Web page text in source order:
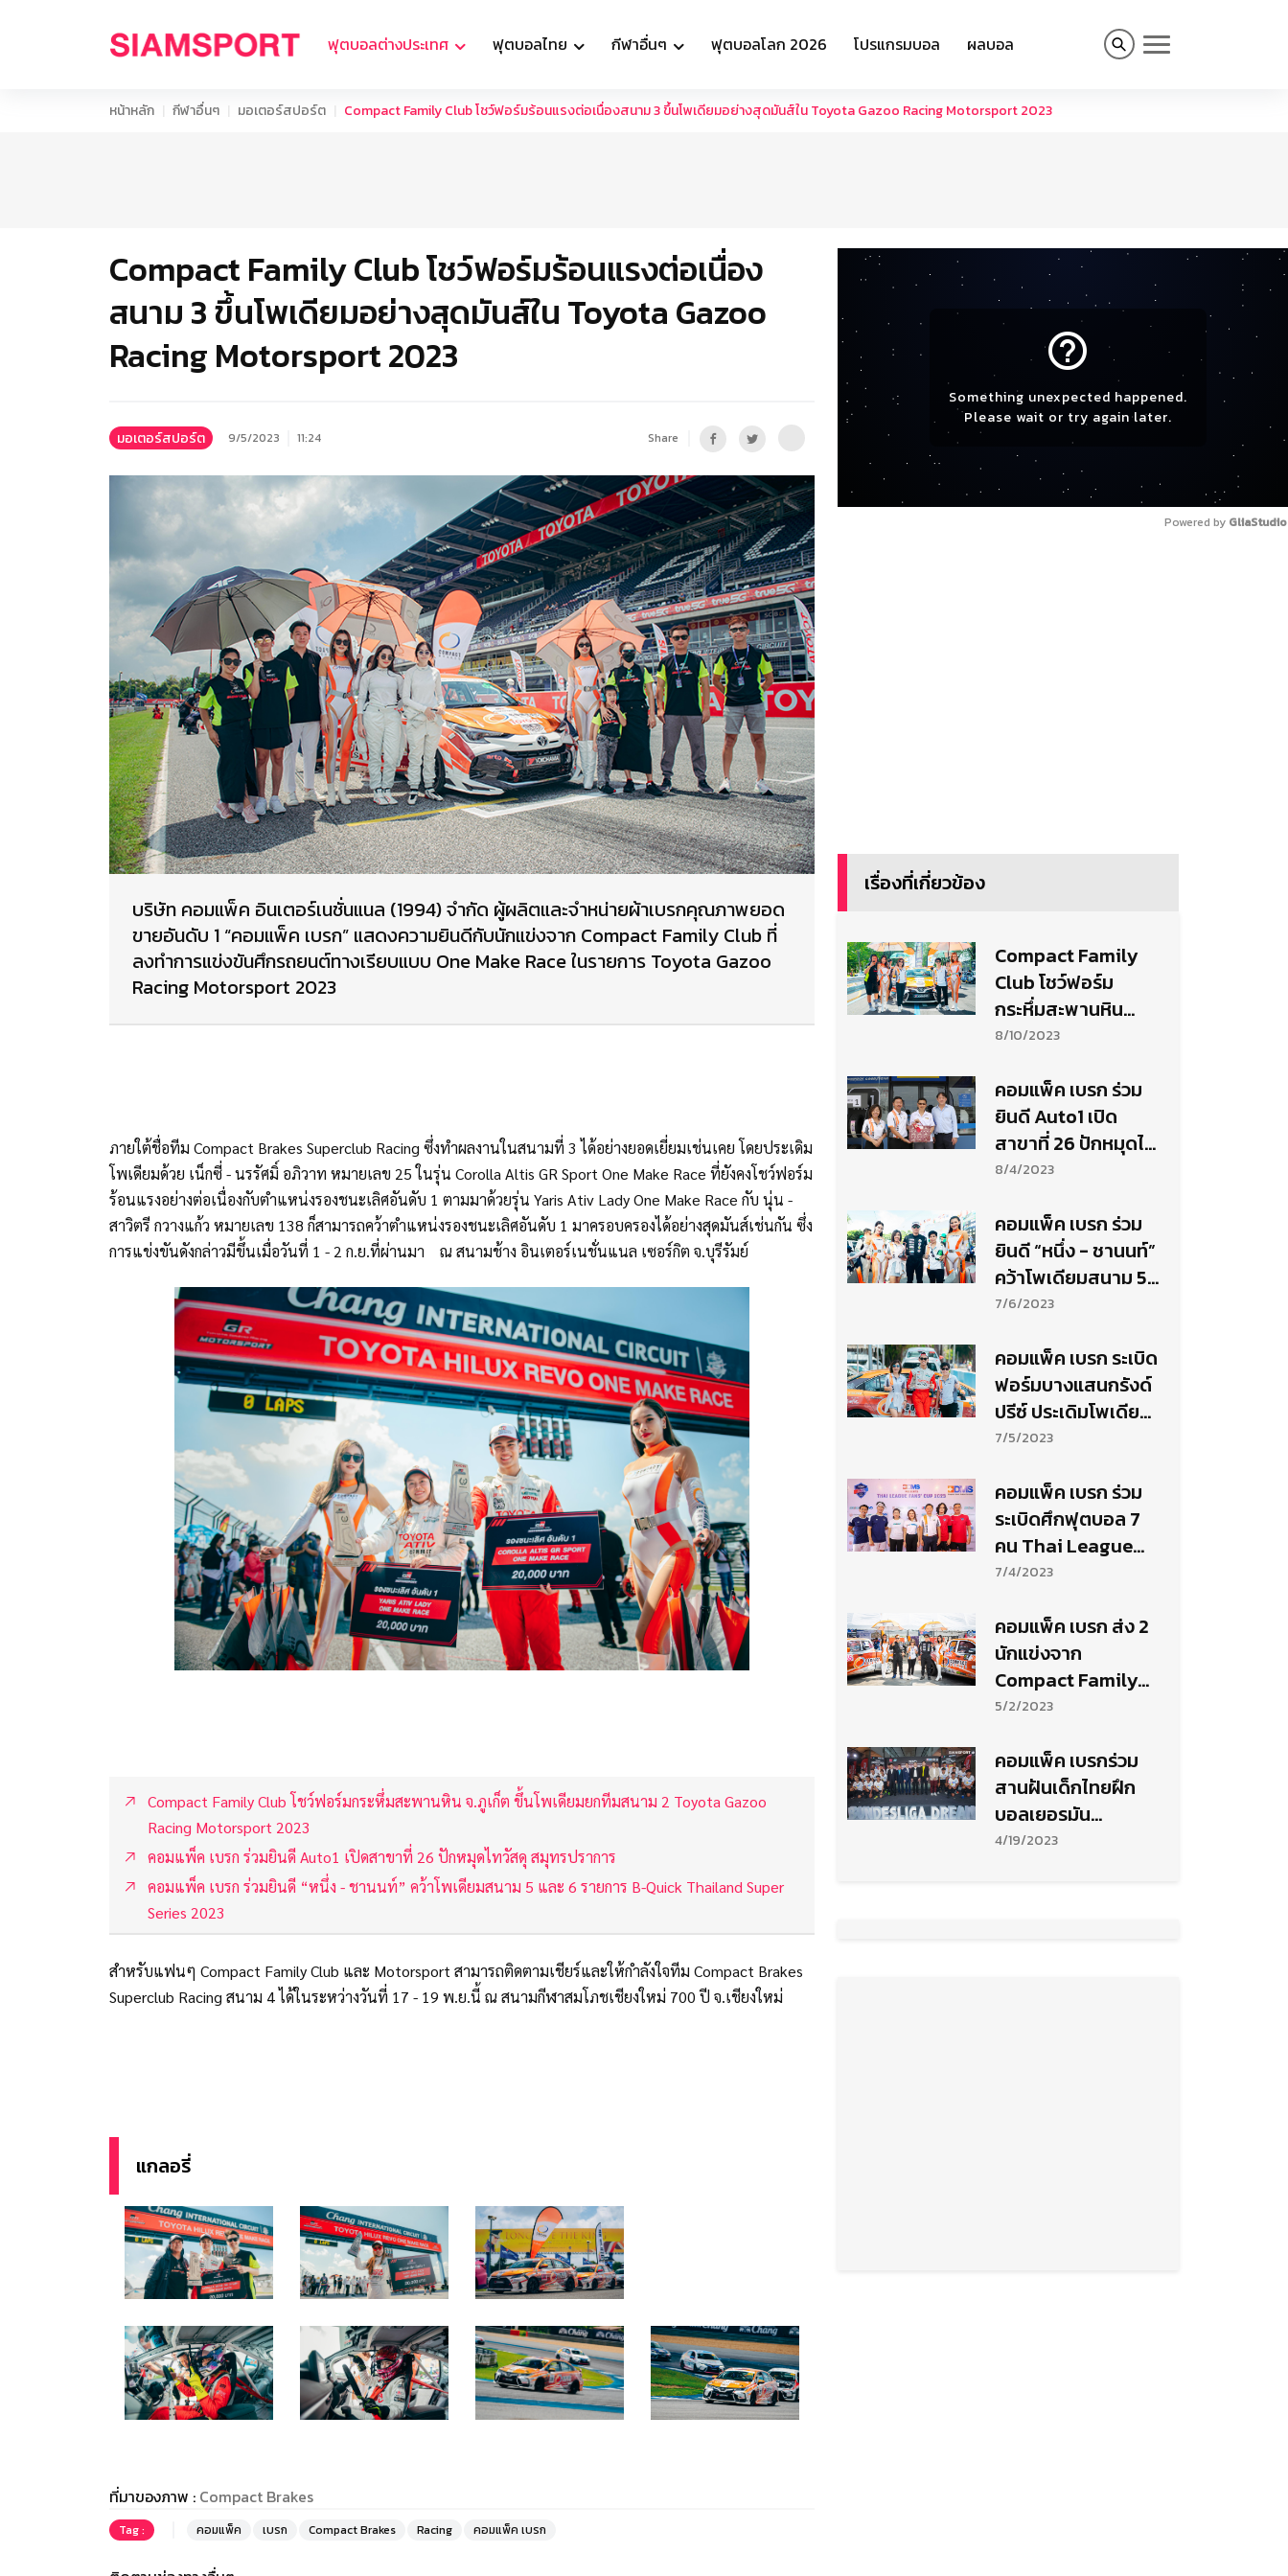
ฟุตบอลต่างประเทศ ฟุตบอลไทย กีฬาอื่นๆ ฟุตบอลโลก 2026 โปรแกรมบอล ผลบอล
หน้าหลัก กีฬาอื่นๆ มอเตอร์สปอร์ต Compact Family Club โชว์ฟอร์มร้อนแรงต่อเนื่องสนาม 3 ขึ้นโพเดียมอย่างสุดมันส์ใน Toyota Gazoo Racing Motorsport 2023
Compact Family Club โชว์ฟอร์มร้อนแรงต่อเนื่อง
สนาม 3 ขึ้นโพเดียมอย่างสุดมันส์ใน Toyota Gazoo
Racing Motorsport 2023
มอเตอร์สปอร์ต 9/5/2023 11:24 Share
บริษัท คอมแพ็ค อินเตอร์เนชั่นแนล (1994) จำกัด ผู้ผลิตและจำหน่ายผ้าเบรกคุณภาพยอด
ขายอันดับ 1 “คอมแพ็ค เบรก” แสดงความยินดีกับนักแข่งจาก Compact Family Club ที่
ลงทำการแข่งขันศึกรถยนต์ทางเรียบแบบ One Make Race ในรายการ Toyota Gazoo
Racing Motorsport 2023
ภายใต้ชื่อทีม Compact Brakes Superclub Racing ซึ่งทำผลงานในสนามที่ 3 ได้อย่างยอดเยี่ยมเช่นเคย โดยประเดิม
โพเดียมด้วย เน็กซี่ - นรรัศมิ์ อภิวาท หมายเลข 25 ในรุ่น Corolla Altis GR Sport One Make Race ที่ยังคงโชว์ฟอร์ม
ร้อนแรงอย่างต่อเนื่องกับตำแหน่งรองชนะเลิศอันดับ 1 ตามมาด้วยรุ่น Yaris Ativ Lady One Make Race กับ นุ่น -
สาวิตรี กวางแก้ว หมายเลข 138 ก็สามารถคว้าตำแหน่งรองชนะเลิศอันดับ 1 มาครอบครองได้อย่างสุดมันส์เช่นกัน ซึ่ง
การแข่งขันดังกล่าวมีขึ้นเมื่อวันที่ 1 - 2 ก.ย.ที่ผ่านมา ณ สนามช้าง อินเตอร์เนชั่นแนล เซอร์กิต จ.บุรีรัมย์
Compact Family Club โชว์ฟอร์มกระหึ่มสะพานหิน จ.ภูเก็ต ขึ้นโพเดียมยกทีมสนาม 2 Toyota Gazoo
Racing Motorsport 2023
คอมแพ็ค เบรก ร่วมยินดี Auto1 เปิดสาขาที่ 26 ปักหมุดไทวัสดุ สมุทรปราการ
คอมแพ็ค เบรก ร่วมยินดี “หนึ่ง - ชานนท์” คว้าโพเดียมสนาม 5 และ 6 รายการ B-Quick Thailand Super
Series 2023
สำหรับแฟนๆ Compact Family Club และ Motorsport สามารถติดตามเชียร์และให้กำลังใจทีม Compact Brakes
Superclub Racing สนาม 4 ได้ในระหว่างวันที่ 17 - 19 พ.ย.นี้ ณ สนามกีฬาสมโภชเชียงใหม่ 700 ปี จ.เชียงใหม่
แกลอรี่
ที่มาของภาพ : Compact Brakes
Tag : คอมแพ็ค เบรก Compact Brakes Racing คอมแพ็ค เบรก
help_outline
Something unexpected happened.
Please wait or try again later.
Powered by
เรื่องที่เกี่ยวข้อง
Compact Family
Club โชว์ฟอร์ม
กระหึ่มสะพานหิน
จ.ภูเก็ต ขึ้นโพเดียม
Toyota Gazoo
Racing Motorsport
2023
8/10/2023
คอมแพ็ค เบรก ร่วม
ยินดี Auto1 เปิด
สาขาที่ 26 ปักหมุดไท
วัสดุ สมุทรปราการ
8/4/2023
คอมแพ็ค เบรก ร่วม
ยินดี “หนึ่ง - ชานนท์”
คว้าโพเดียมสนาม 5
และ 6 รายการ B-
Super Series 2023
7/6/2023
คอมแพ็ค เบรก ระเบิด
ฟอร์มบางแสนกรังด์
ปรีซ์ ประเดิมโพเดียม
สนามแรก Toyota
Motorsport 2023
7/5/2023
คอมแพ็ค เบรก ร่วม
ระเบิดศึกฟุตบอล 7
คน Thai League
Fans’ Cup 2023 ชิง
บาท
7/4/2023
คอมแพ็ค เบรก ส่ง 2
นักแข่งจาก
Compact Family
Club สู้ศึกปิกอัพ B-
Super Series 2023
5/2/2023
คอมแพ็ค เบรกร่วม
สานฝันเด็กไทยฝึก
บอลเยอรมัน
โครงการ"เตะ ล่า ฝัน"
4/19/2023